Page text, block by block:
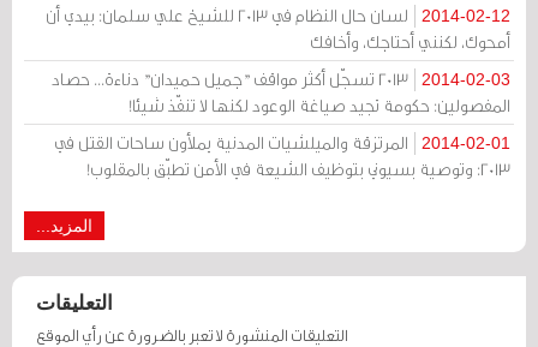
2014-02-12
لسان حال النظام في 2013 للشيخ علي سلمان: بيدي أن
أمحوك، لكنني أحتاجك، وأخافك
2014-02-03
2013 تسجّل أكثر مواقف "جميل حميدان" دناءة... حصاد
المفصولين: حكومة تجيد صياغة الوعود لكنها لا تنفّذ شيئا!
2014-02-01
المرتزقة والميلشيات المدنية يملأون ساحات القتل في
2013: وتوصية بسيوني بتوظيف الشيعة في الأمن تطبّق بالمقلوب!
المزيد...
التعليقات
التعليقات المنشورة لا تعبر بالضرورة عن رأي الموقع